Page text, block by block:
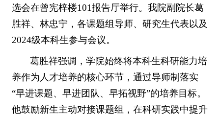
选会在曾宪梓楼101报告厅举行。我院副院长葛
胜祥、林忠宁，各课题组导师、研究生代表以及
2024级本科生参与会议。
葛胜祥强调，学院始终将本科生科研能力培
养作为人才培养的核心环节，通过导师制落实
“早进课题、早进团队、早拓视野”的培养目标。
他鼓励新生主动对接课题组，在科研实践中提升